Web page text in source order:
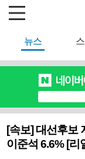
뉴스
[속보] 대선후보
이준석 6.6% [리